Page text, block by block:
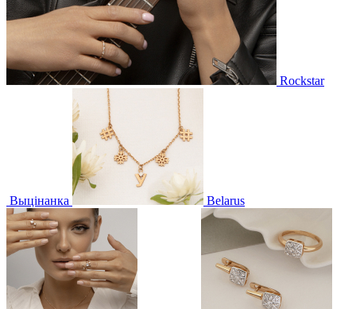
Rockstar
Выцінанка Belarus